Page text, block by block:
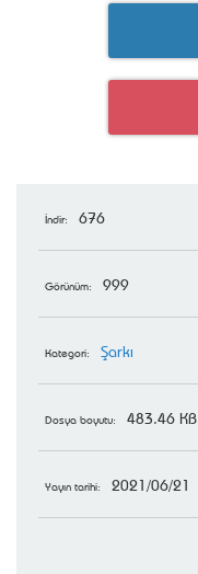
İndir: 676
Görünüm: 999
Kategori: Şarkı
Dosya boyutu: 483.46 KB
Yayın tarihi: 2021/06/21